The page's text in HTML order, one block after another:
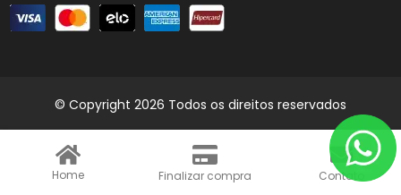
© Copyright 2026 Todos os direitos reservados
Home Finalizar compra Contato